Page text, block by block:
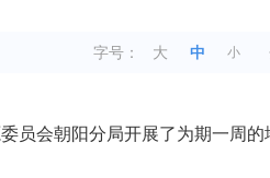
字号： 大 中 小
员会朝阳分局开展了为期一周